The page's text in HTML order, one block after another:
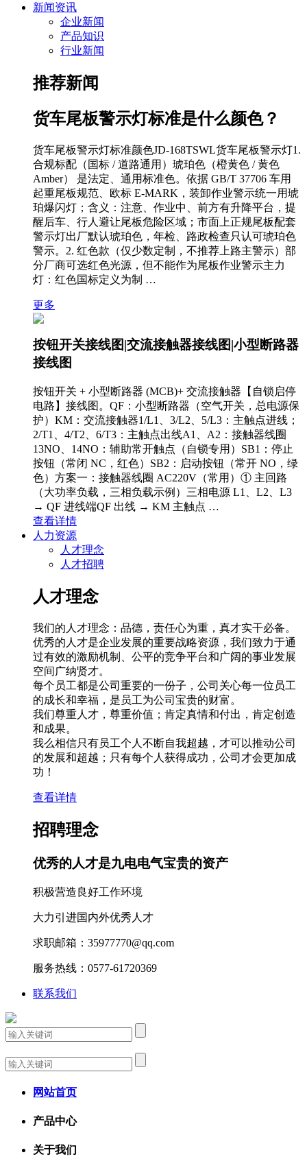
新闻资讯
企业新闻
产品知识
行业新闻
推荐新闻
货车尾板警示灯标准是什么颜色？
货车尾板警示灯标准颜色JD-168TSWL货车尾板警示灯1.
合规标配（国标 / 道路通用）琥珀色（橙黄色 / 黄色
Amber） 是法定、通用标准色。依据 GB/T 37706 车用
起重尾板规范、欧标 E-MARK，装卸作业警示统一用琥
珀爆闪灯；含义：注意、作业中、前方有升降平台，提
醒后车、行人避让尾板危险区域；市面上正规尾板配套
警示灯出厂默认琥珀色，年检、路政检查只认可琥珀色
警示。2. 红色款（仅少数定制，不推荐上路主警示）部
分厂商可选红色光源，但不能作为尾板作业警示主力
灯：红色国标定义为制 …
更多
按钮开关接线图|交流接触器接线图|小型断路器
接线图
按钮开关 + 小型断路器 (MCB)+ 交流接触器【自锁启停
电路】接线图。QF：小型断路器（空气开关，总电源保
护）KM：交流接触器1/L1、3/L2、5/L3：主触点进线；
2/T1、4/T2、6/T3：主触点出线A1、A2：接触器线圈
13NO、14NO：辅助常开触点（自锁专用）SB1：停止
按钮（常闭 NC，红色）SB2：启动按钮（常开 NO，绿
色）方案一：接触器线圈 AC220V（常用）① 主回路
（大功率负载，三相负载示例）三相电源 L1、L2、L3
→ QF 进线端QF 出线 → KM 主触点 …
查看详情
人力资源
人才理念
人才招聘
人才理念
我们的人才理念：品德，责任心为重，真才实干必备。
优秀的人才是企业发展的重要战略资源，我们致力于通
过有效的激励机制、公平的竞争平台和广阔的事业发展
空间广纳贤才。
每个员工都是公司重要的一份子，公司关心每一位员工
的成长和幸福，是员工为公司宝贵的财富。
我们尊重人才，尊重价值；肯定真情和付出，肯定创造
和成果。
我么相信只有员工个人不断自我超越，才可以推动公司
的发展和超越；只有每个人获得成功，公司才会更加成
功！
查看详情
招聘理念
优秀的人才是九电电气宝贵的资产
积极营造良好工作环境
大力引进国内外优秀人才
求职邮箱：35977770@qq.com
服务热线：0577-61720369
联系我们
网站首页
产品中心
关于我们